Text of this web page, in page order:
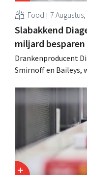
Food 7
Slabakkend
miljard besparen
Drankenproducent
Smirnoff en Baileys,
andere Guiness en